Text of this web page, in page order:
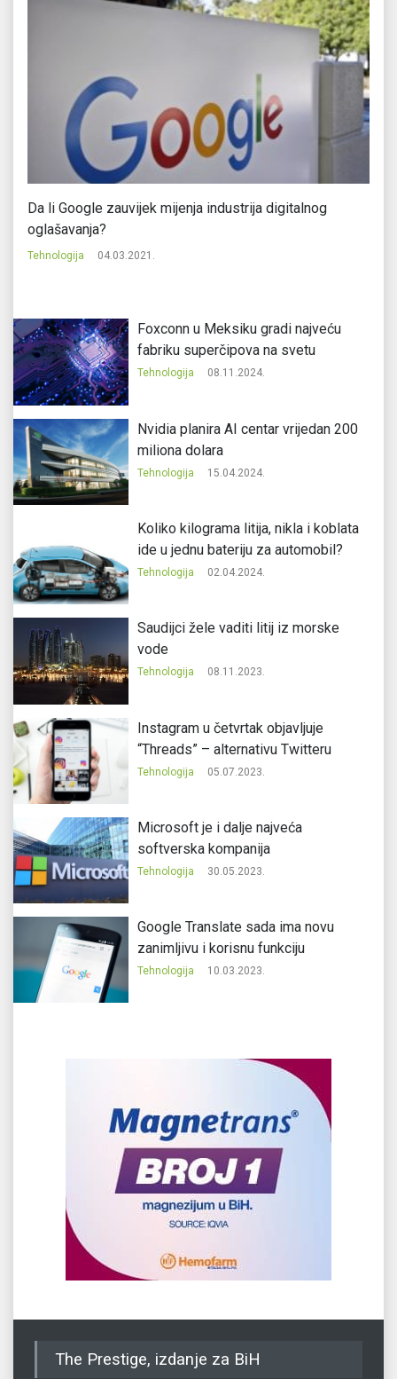
Da li Google zauvijek mijenja industrija digitalnog
oglašavanja?
Tehnologija 04.03.2021.
Foxconn u Meksiku gradi najveću
fabriku superčipova na svetu
Tehnologija 08.11.2024.
Nvidia planira AI centar vrijedan 200
miliona dolara
Tehnologija 15.04.2024.
Koliko kilograma litija, nikla i koblata
ide u jednu bateriju za automobil?
Tehnologija 02.04.2024.
Saudijci žele vaditi litij iz morske
vode
Tehnologija 08.11.2023.
Instagram u četvrtak objavljuje
“Threads” – alternativu Twitteru
Tehnologija 05.07.2023.
Microsoft je i dalje najveća
softverska kompanija
Tehnologija 30.05.2023.
Google Translate sada ima novu
zanimljivu i korisnu funkciju
Tehnologija 10.03.2023.
The Prestige, izdanje za BiH